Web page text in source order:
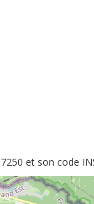
et son code